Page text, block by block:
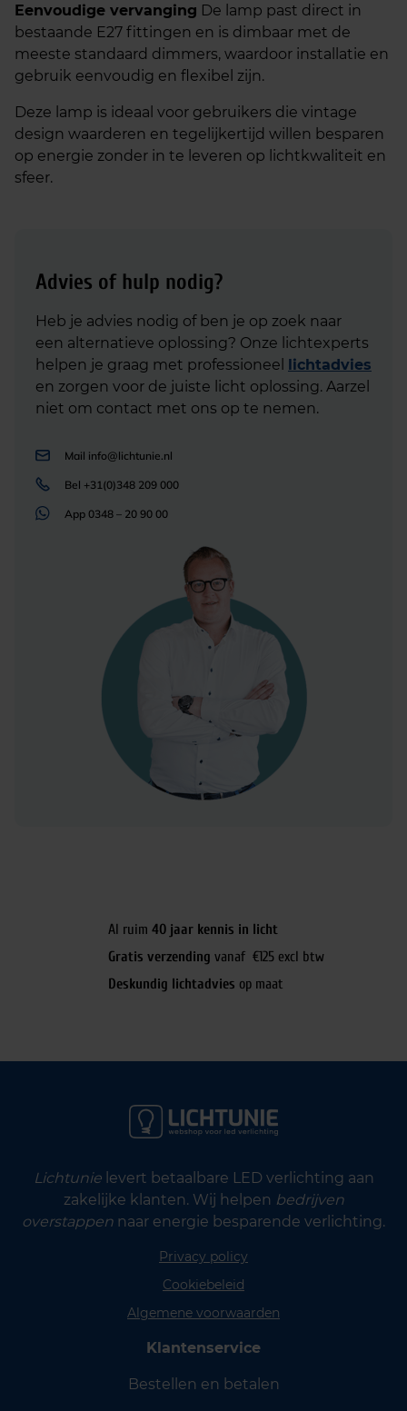
Eenvoudige vervanging De lamp past direct in
bestaande E27 fittingen en is dimbaar met de
meeste standaard dimmers, waardoor installatie en
gebruik eenvoudig en flexibel zijn.
Deze lamp is ideaal voor gebruikers die vintage
design waarderen en tegelijkertijd willen besparen
op energie zonder in te leveren op lichtkwaliteit en
sfeer.
Advies of hulp nodig?
Heb je advies nodig of ben je op zoek naar
een alternatieve oplossing? Onze lichtexperts
helpen je graag met professioneel lichtadvies
en zorgen voor de juiste licht oplossing. Aarzel
niet om contact met ons op te nemen.
Mail info@lichtunie.nl
Bel +31(0)348 209 000
App 0348 – 20 90 00
Al ruim 40 jaar kennis in licht
Gratis verzending vanaf €125 excl btw
Deskundig lichtadvies op maat
Lichtunielevert betaalbare LED verlichting aan
zakelijke klanten. Wij helpen bedrijven
overstappen naar energie besparende verlichting.
Privacy policy
Cookiebeleid
Algemene voorwaarden
Klantenservice
Bestellen en betalen